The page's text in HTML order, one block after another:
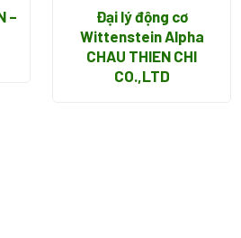
Đại lý ủy quyền của Động cơ,
Bơm, Van, Xi lanh, Cảm
–
Đại lý động cơ
Wittenstein Alpha
CHAU THIEN CHI
CO.,LTD